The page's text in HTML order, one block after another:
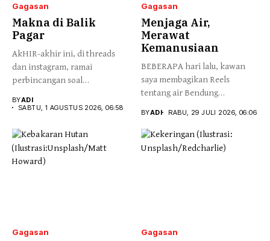
Gagasan
Makna di Balik
Pagar
AkHIR-akhir ini, di threads
dan instagram, ramai
perbincangan soal
BYADI
SABTU, 1 AGUSTUS 2026, 06:58
Gagasan
Menjaga Air,
Merawat
Kemanusiaan
BEBERAPA hari lalu, kawan
saya membagikan Reels
tentang air Bendung
BYADI RABU, 29 JULI 2026, 06:06
Gagasan Gagasan